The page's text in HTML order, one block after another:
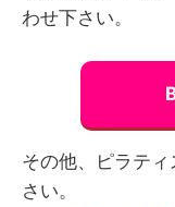
わせ下さい。
その他、ピラテ
さい。